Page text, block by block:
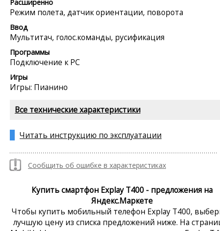
Расширенно
Режим полета, датчик ориентации, поворота
Ввод
Мультитач, голос.команды, русификация
Программы
Подключение к PC
Игры
Игры: Пианино
Все технические характеристики
Читать инструкцию по эксплуатации
Сообщить об ошибке в характеристиках
Купить смартфон Explay T400 - предложения на
Яндекс.Маркете
Чтобы купить мобильный телефон Explay T400,
лучшую цену из списка предложений ниже. На